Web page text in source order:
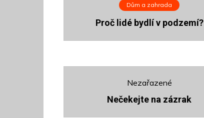
Dům a zahrada
Proč lidé bydlí v podzemí?
Nezařazené
Nečekejte na zázrak